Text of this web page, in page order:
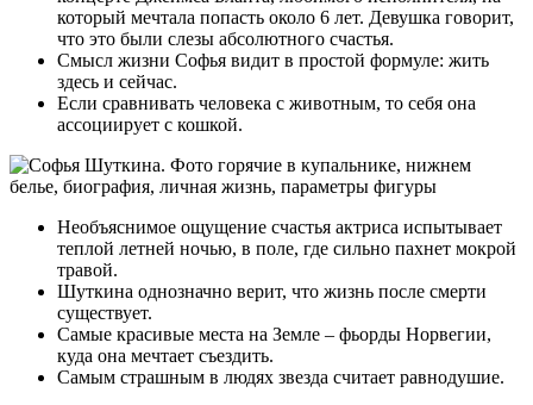
который мечтала попасть около 6 лет. Девушка говорит,
что это были слезы абсолютного счастья.
Смысл жизни Софья видит в простой формуле: жить
здесь и сейчас.
Если сравнивать человека с животным, то себя она
ассоциирует с кошкой.
Необъяснимое ощущение счастья актриса испытывает
теплой летней ночью, в поле, где сильно пахнет мокрой
травой.
Шуткина однозначно верит, что жизнь после смерти
существует.
Самые красивые места на Земле – фьорды Норвегии,
куда она мечтает съездить.
Самым страшным в людях звезда считает равнодушие.